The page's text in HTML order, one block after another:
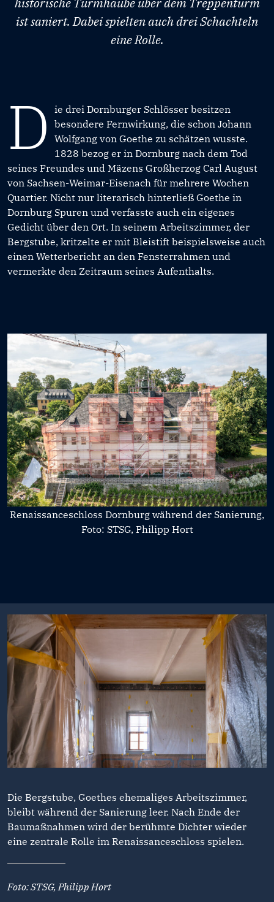
ist saniert. Dabei spielten auch drei Schachteln
eine Rolle.
D
ie drei Dornburger Schlösser besitzen
besondere Fernwirkung, die schon Johann
Wolfgang von Goethe zu schätzen wusste.
1828 bezog er in Dornburg nach dem Tod
seines Freundes und Mäzens Großherzog Carl August
von Sachsen-Weimar-Eisenach für mehrere Wochen
Quartier. Nicht nur literarisch hinterließ Goethe in
Dornburg Spuren und verfasste auch ein eigenes
Gedicht über den Ort. In seinem Arbeitszimmer, der
Bergstube, kritzelte er mit Bleistift beispielsweise auch
einen Wetterbericht an den Fensterrahmen und
vermerkte den Zeitraum seines Aufenthalts.
Renaissanceschloss Dornburg während der Sanierung,
Foto: STSG, Philipp Hort
Die Bergstube, Goethes ehemaliges Arbeitszimmer,
bleibt während der Sanierung leer. Nach Ende der
Baumaßnahmen wird der berühmte Dichter wieder
eine zentrale Rolle im Renaissanceschloss spielen.
Foto: STSG, Philipp Hort